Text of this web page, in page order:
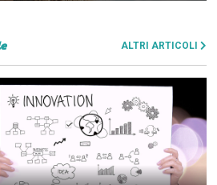
ALTRI ARTICOLI